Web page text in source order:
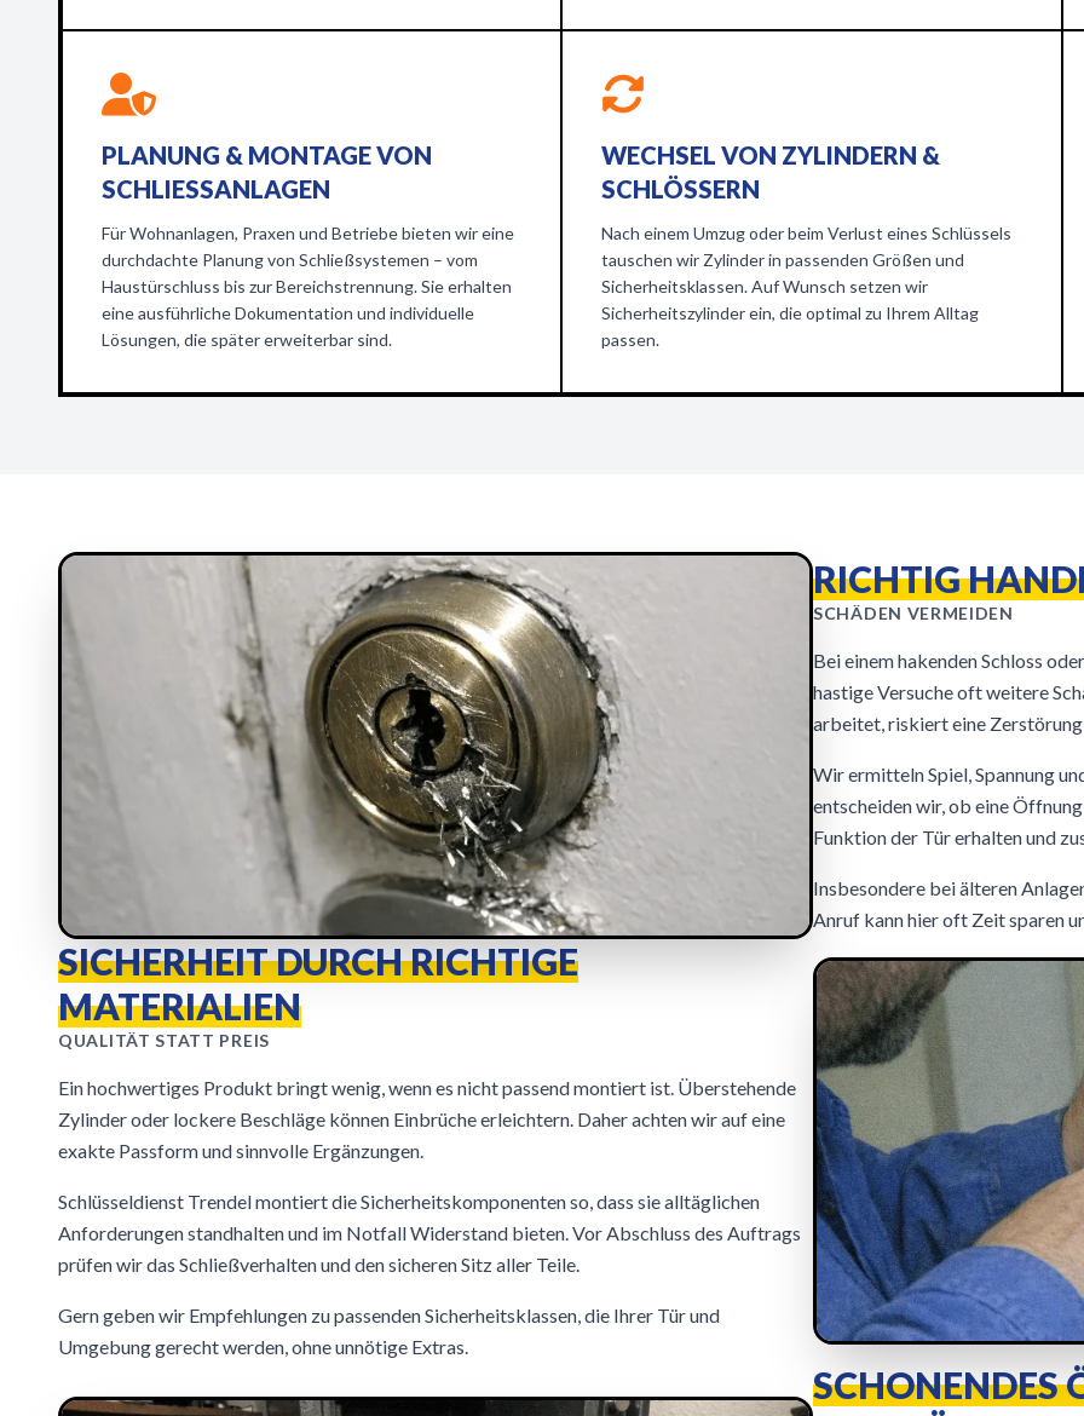
PLANUNG & MONTAGE VON
SCHLIESSANLAGEN
Für Wohnanlagen, Praxen und Betriebe bieten wir eine
durchdachte Planung von Schließsystemen – vom
Haustürschluss bis zur Bereichstrennung. Sie erhalten
eine ausführliche Dokumentation und individuelle
Lösungen, die später erweiterbar sind.
WECHSEL VON ZYLINDERN &
SCHLÖSSERN
Nach einem Umzug oder beim Verlust eines Schlüssels
tauschen wir Zylinder in passenden Größen und
Sicherheitsklassen. Auf Wunsch setzen wir
Sicherheitszylinder ein, die optimal zu Ihrem Alltag
passen.
RICHTIG
SCHÄDEN VERMEIDEN
Bei einem hakenden Schloss
hastige Versuche oft weitere
arbeitet, riskiert eine Zerstörung
Wir ermitteln Spiel, Spannung
entscheiden wir, ob eine
Funktion der Tür erhalten und
Insbesondere bei älteren
Anruf kann hier oft Zeit sparen
SICHERHEIT DURCH RICHTIGE
MATERIALIEN
QUALITÄT STATT PREIS
Ein hochwertiges Produkt bringt wenig, wenn es nicht passend montiert ist. Überstehende
Zylinder oder lockere Beschläge können Einbrüche erleichtern. Daher achten wir auf eine
exakte Passform und sinnvolle Ergänzungen.
Schlüsseldienst Trendel montiert die Sicherheitskomponenten so, dass sie alltäglichen
Anforderungen standhalten und im Notfall Widerstand bieten. Vor Abschluss des Auftrags
prüfen wir das Schließverhalten und den sicheren Sitz aller Teile.
Gern geben wir Empfehlungen zu passenden Sicherheitsklassen, die Ihrer Tür und
Umgebung gerecht werden, ohne unnötige Extras.
SCHONENDES